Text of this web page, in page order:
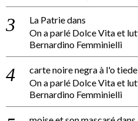
La Patriedans
On a parlé Dolce Vita et
Bernardino Femminielli
carte noire negra à l'o tiede
On a parlé Dolce Vita et
Bernardino Femminielli